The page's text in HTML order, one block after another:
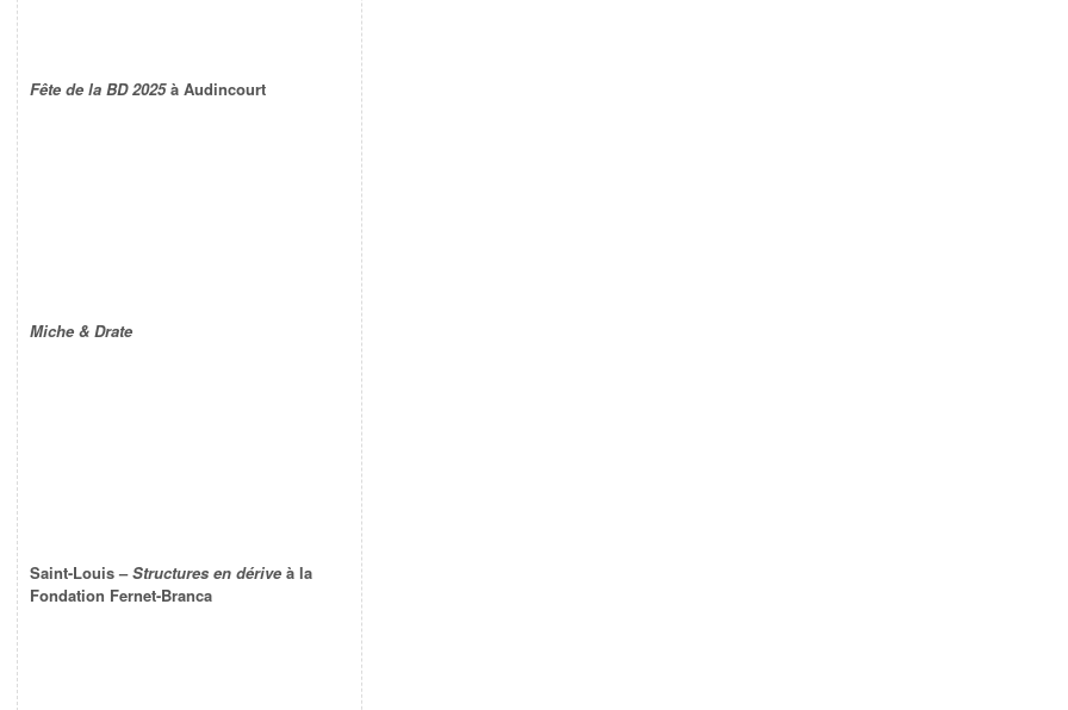
Fête de la BD 2025à Audincourt
Miche & Drate
Saint-Louis –Structures en dérive à la
Fondation Fernet-Branca